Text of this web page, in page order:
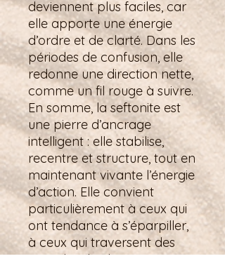
deviennent plus faciles, car
elle apporte une énergie
d’ordre et de clarté. Dans les
périodes de confusion, elle
redonne une direction nette,
comme un fil rouge à suivre.
En somme, la seftonite est
une pierre d’ancrage
intelligent : elle stabilise,
recentre et structure, tout en
maintenant vivante l’énergie
d’action. Elle convient
particulièrement à ceux qui
ont tendance à s’éparpiller,
à ceux qui traversent des
périodes de chaos, ou à